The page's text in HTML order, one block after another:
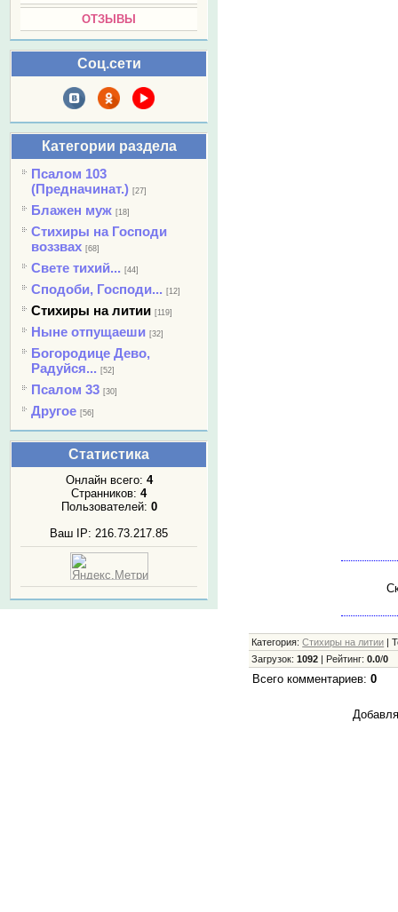
ОТЗЫВЫ
Соц.сети
Категории раздела
Псалом 103
(Предначинат.) [27]
Блажен муж [18]
Стихиры на Господи
воззвах [68]
Свете тихий... [44]
Сподоби, Господи... [12]
Стихиры на литии [119]
Ныне отпущаеши [32]
Богородице Дево,
Радуйся... [52]
Псалом 33 [30]
Другое [56]
Статистика
Онлайн всего: 4
Странников: 4
Пользователей: 0
Ваш IP: 216.73.217.85
Категория:Стихиры на литии |
Загрузок:1092 Рейтинг:0.0/0
Всего комментариев: 0